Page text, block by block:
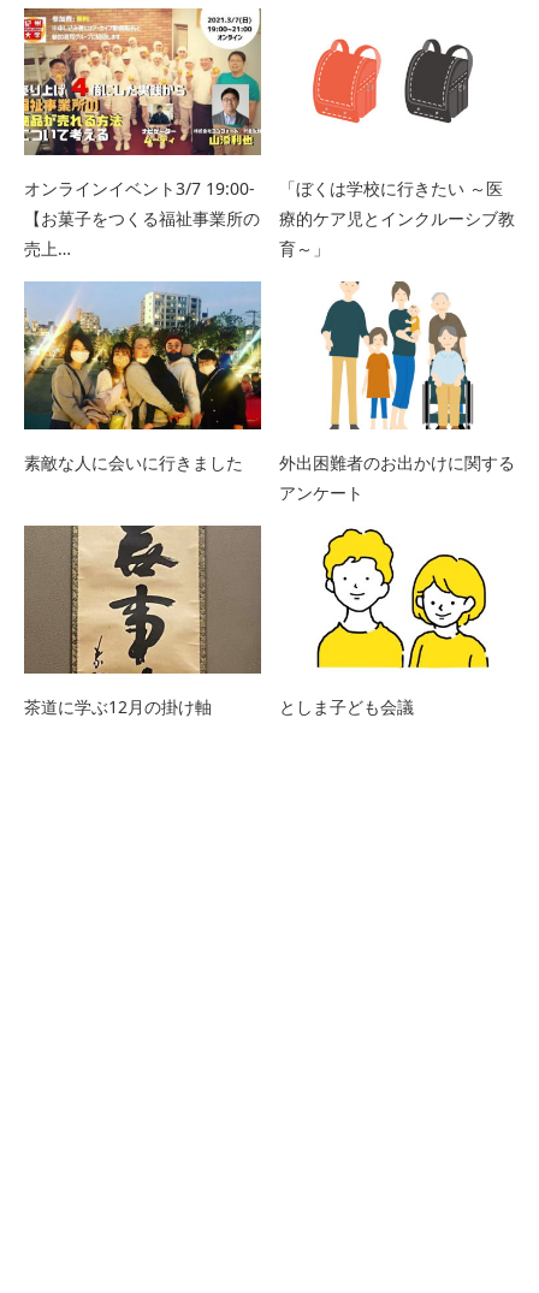
オンラインイベント3/7 19:00-
【お菓子をつくる福祉事業所の
売上…
「ぼくは学校に行きたい ～医
療的ケア児とインクルーシブ教
育～」
素敵な人に会いに行きました
外出困難者のお出かけに関する
アンケート
茶道に学ぶ12月の掛け軸 としま子ども会議